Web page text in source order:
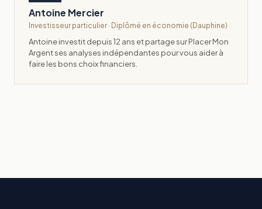
Antoine Mercier
Investisseur particulier · Diplômé en économie (Dauphine)
Antoine investit depuis 12 ans et partage sur Placer Mon
Argent ses analyses indépendantes pour vous aider à
faire les bons choix financiers.